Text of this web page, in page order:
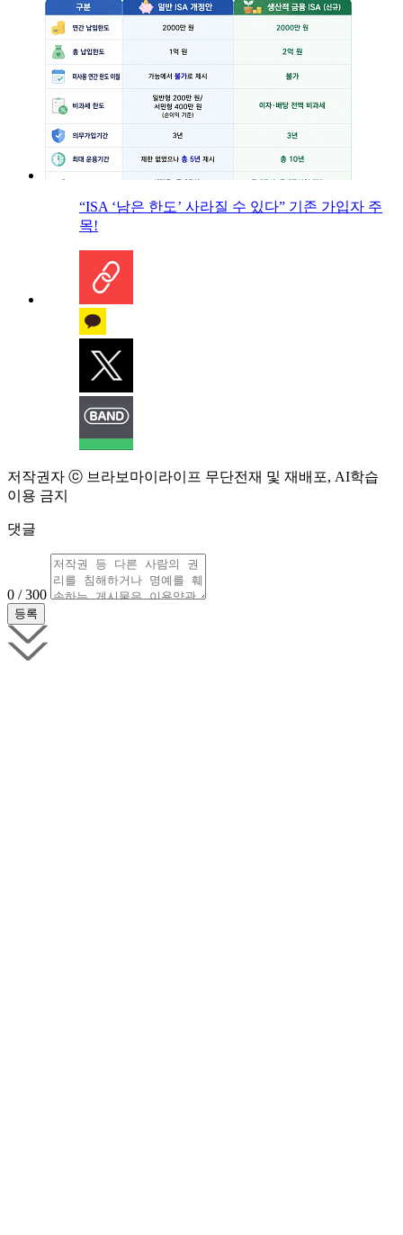
“ISA ‘남은 한도’ 사라질 수 있다” 기존 가입자 주
목!
저작권자 ⓒ 브라보마이라이프 무단전재 및 재배포, AI학습
이용 금지
댓글
0 / 300